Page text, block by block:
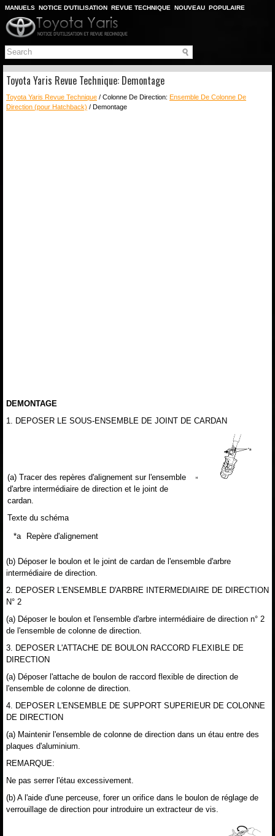
MANUELS NOTICE D'UTILISATION REVUE TECHNIQUE NOUVEAU POPULAIRE
PLAN DU SITE
CHERCHER
Toyota Yaris Revue Technique: Demontage
Toyota Yaris Revue Technique / Colonne De Direction: Ensemble De Colonne De
Direction (pour Hatchback) / Demontage
DEMONTAGE
1. DEPOSER LE SOUS-ENSEMBLE DE JOINT DE CARDAN
(a) Tracer des repères d'alignement sur l'ensemble
d'arbre intermédiaire de direction et le joint de
cardan.
Texte du schéma
*a
Repère d'alignement
(b) Déposer le boulon et le joint de cardan de l'ensemble d'arbre
intermédiaire de direction.
2. DEPOSER L'ENSEMBLE D'ARBRE INTERMEDIAIRE DE DIRECTION
N° 2
(a) Déposer le boulon et l'ensemble d'arbre intermédiaire de direction n° 2
de l'ensemble de colonne de direction.
3. DEPOSER L'ATTACHE DE BOULON RACCORD FLEXIBLE DE
DIRECTION
(a) Déposer l'attache de boulon de raccord flexible de direction de
l'ensemble de colonne de direction.
4. DEPOSER L'ENSEMBLE DE SUPPORT SUPERIEUR DE COLONNE
DE DIRECTION
(a) Maintenir l'ensemble de colonne de direction dans un étau entre des
plaques d'aluminium.
REMARQUE:
Ne pas serrer l'étau excessivement.
(b) A l'aide d'une perceuse, forer un orifice dans le boulon de réglage de
verrouillage de direction pour introduire un extracteur de vis.